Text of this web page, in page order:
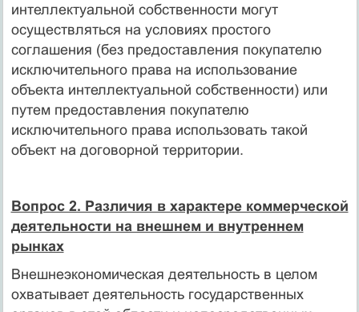
интеллектуальной собствен­ности могут
осуществляться на условиях простого
соглашения (без предоставления покупателю
исключительного права на использова­ние
объекта интеллектуальной собственности) или
путем предоставле­ния покупателю
исключительного права использовать такой
объект на договорной территории.
Вопрос 2. Различия в характере коммерческой
деятельности на внешнем и внутреннем
рынках
Внешнеэкономическая деятельность в целом
охватывает деятель­ность государственных